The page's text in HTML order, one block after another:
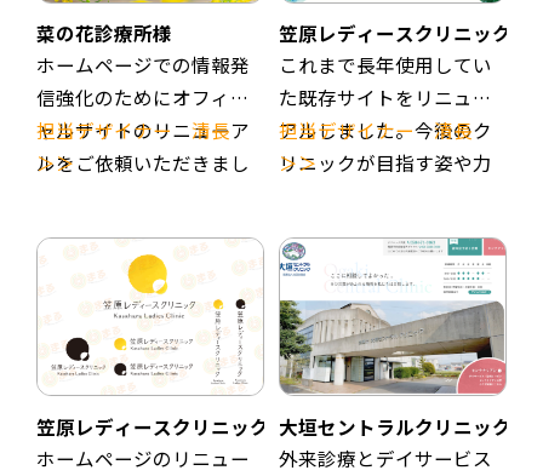
ご家族への連絡や多職種
との連携を担うことで、
ドクターの負担を軽減し
ています。加えて、充実
した福利厚生により、長
このLPでは、まず条件や
働きやすさをしっかり伝
えて安心感を与えた上
で、訪問歯科の意義や先
輩インタビューを通して
挑戦意欲を喚起する構成
ることがわかるような構
成になっています。
デザインは、敬二郎クリ
ニック様のロゴに込めら
れた由来を大切にしブル
うな色合いに統一しまし
た。
ような需要があるのか。
求職者が気にするであろ
う情報を記載し、少しで
も新しい医療の分野に飛
び込んでくれる方が増え
サイト全体のデザインは
ある程度強弱をはっきり
させたデザインとし、主
にターゲットである男性
に訴求するデザインとな
っております。
社会的意義のある「訪問
菜の花診療所様
ホームページでの情報発
信強化のためにオフィシ
ャルサイトのリニューア
ルをご依頼いただきまし
（深緑）ベースの文字色
を濃い茶色を使用し、余
白を生かしつつ、落ち着
きや安らぎが伝わるよう
なデザインとしました。
平部院長の訪問診療にか
ける秘めたる思いが伝わ
担当デザイナー 清長
＞＞
笠原レディースクリニック様
これまで長年使用してい
た既存サイトをリニュー
アルしました。今後のク
リニックが目指す姿や力
しています。情報過多に
ならないようにスッキリ
とした構成にしました。
デザインは東近江市の自
然を感じさせ見た人が安
心するような目に優しい
日本の伝統色をメインに
担当デザイナー 清長
＞＞
笠原レディースクリニック様
ホームページのリニュー
大垣セントラルクリニック様
外来診療とデイサービス